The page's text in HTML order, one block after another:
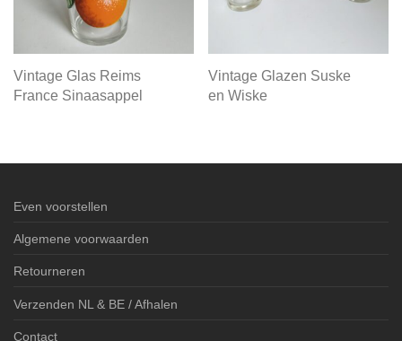
Vintage Glas Reims
France Sinaasappel
Vintage Glazen Suske
en Wiske
Even voorstellen
Algemene voorwaarden
Retourneren
Verzenden NL & BE / Afhalen
Contact